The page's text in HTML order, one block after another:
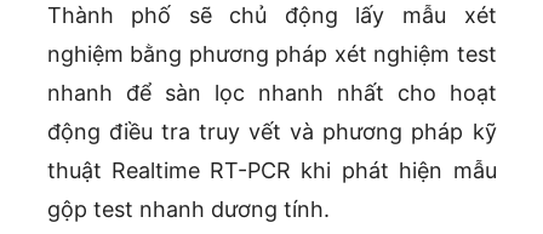
Thành phố sẽ chủ động lấy mẫu xét
nghiệm bằng phương pháp xét nghiệm test
nhanh để sàn lọc nhanh nhất cho hoạt
động điều tra truy vết và phương pháp kỹ
thuật Realtime RT-PCR khi phát hiện mẫu
gộp test nhanh dương tính.